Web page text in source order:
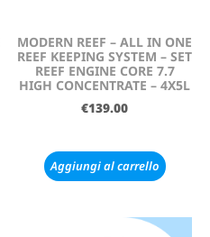
MODERN REEF – ALL IN ONE
REEF KEEPING SYSTEM – SET
REEF ENGINE CORE 7.7
HIGH CONCENTRATE – 4X5L
€139.00
Aggiungi al carrello